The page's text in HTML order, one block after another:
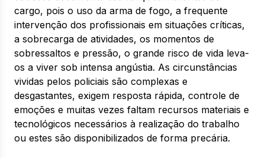
cargo, pois o uso da arma de fogo, a frequente
intervenção dos profissionais em situações críticas,
a sobrecarga de atividades, os momentos de
sobressaltos e pressão, o grande risco de vida leva-
os a viver sob intensa angústia. As circunstâncias
vividas pelos policiais são complexas e
desgastantes, exigem resposta rápida, controle de
emoções e muitas vezes faltam recursos materiais e
tecnológicos necessários à realização do trabalho
ou estes são disponibilizados de forma precária.